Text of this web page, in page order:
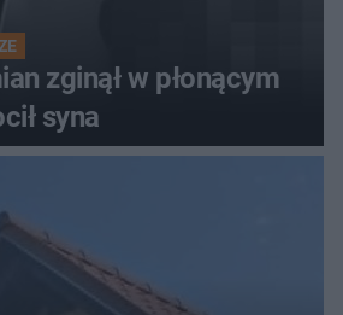
zginął w płonącym
syna